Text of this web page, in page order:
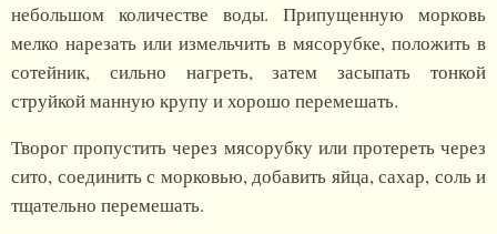
небольшом количестве воды. Припущенную морковь
мелко нарезать или измельчить в мясорубке, положить в
сотейник, сильно нагреть, затем засыпать тонкой
струйкой манную крупу и хорошо перемешать.
Творог пропустить через мясорубку или протереть через
сито, соединить с морковью, добавить яйца, сахар, соль и
тщательно перемешать.